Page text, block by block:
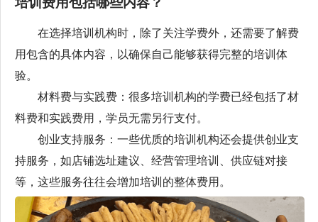
在选择培训机构时，除了关注学费外，还需要了解费
用包含的具体内容，以确保自己能够获得完整的培训体
验。
材料费与实践费：很多培训机构的学费已经包括了材
料费和实践费用，学员无需另行支付。
创业支持服务：一些优质的培训机构还会提供创业支
持服务，如店铺选址建议、经营管理培训、供应链对接
等，这些服务往往会增加培训的整体费用。